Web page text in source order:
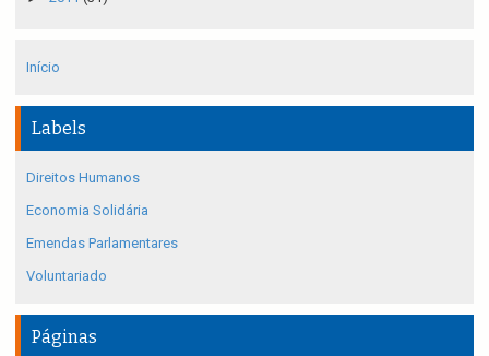
Início
Labels
Direitos Humanos
Economia Solidária
Emendas Parlamentares
Voluntariado
Páginas